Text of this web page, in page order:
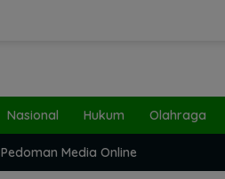
Nasional Hukum Olahraga
Pedoman Media Online